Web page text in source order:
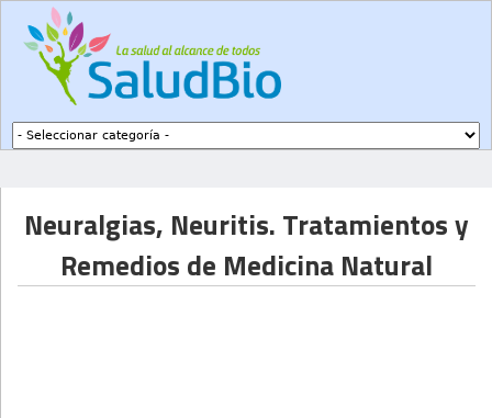
Neuralgias, Neuritis. Tratamientos y
Remedios de Medicina Natural